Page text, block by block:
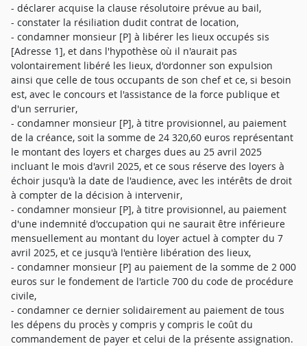
- déclarer acquise la clause résolutoire prévue au bail,
- constater la résiliation dudit contrat de location,
- condamner monsieur [P] à libérer les lieux occupés sis
[Adresse 1], et dans l'hypothèse où il n'aurait pas
volontairement libéré les lieux, d'ordonner son expulsion
ainsi que celle de tous occupants de son chef et ce, si besoin
est, avec le concours et l'assistance de la force publique et
d'un serrurier,
- condamner monsieur [P], à titre provisionnel, au paiement
de la créance, soit la somme de 24 320,60 euros représentant
le montant des loyers et charges dues au 25 avril 2025
incluant le mois d'avril 2025, et ce sous réserve des loyers à
échoir jusqu'à la date de l'audience, avec les intérêts de droit
à compter de la décision à intervenir,
- condamner monsieur [P], à titre provisionnel, au paiement
d'une indemnité d'occupation qui ne saurait être inférieure
mensuellement au montant du loyer actuel à compter du 7
avril 2025, et ce jusqu'à l'entière libération des lieux,
- condamner monsieur [P] au paiement de la somme de 2 000
euros sur le fondement de l'article 700 du code de procédure
civile,
- condamner ce dernier solidairement au paiement de tous
les dépens du procès y compris y compris le coût du
commandement de payer et celui de la présente assignation.